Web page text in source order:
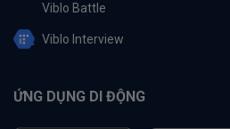
Viblo Battle
Viblo Interview
ỨNG DỤNG DI ĐỘNG